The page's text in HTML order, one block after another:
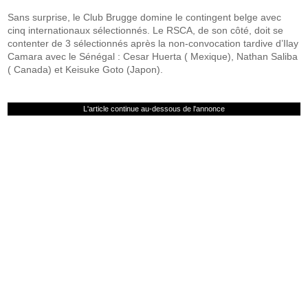
Sans surprise, le Club Brugge domine le contingent belge avec
cinq internationaux sélectionnés. Le RSCA, de son côté, doit se
contenter de 3 sélectionnés après la non-convocation tardive d’Ilay
Camara avec le Sénégal : Cesar Huerta ( Mexique), Nathan Saliba
( Canada) et Keisuke Goto (Japon).
L'article continue au-dessous de l'annonce